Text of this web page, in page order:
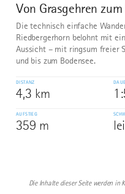
10
Von Grasgehren
Die technisch einfache
Riedbergerhorn belohnt mit
Aussicht – mit ringsum freier
und bis zum Bodensee.
DISTANZ
4,3 km
AUFSTIEG
359 m
Die Inhalte dieser Seite werden